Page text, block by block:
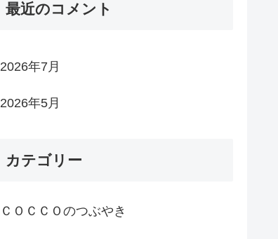
最近のコメント
2026年7月
2026年5月
カテゴリー
ＣＯＣＣＯのつぶやき